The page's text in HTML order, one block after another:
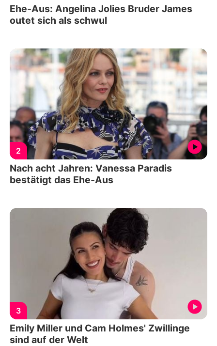
Ehe-Aus: Angelina Jolies Bruder James
outet sich als schwul
2
Nach acht Jahren: Vanessa Paradis
bestätigt das Ehe-Aus
3
Emily Miller und Cam Holmes' Zwillinge
sind auf der Welt